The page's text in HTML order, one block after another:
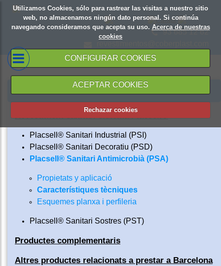
Utilizamos Cookies, sólo para rastrear las visitas a nuestro sitio
web, no almacenamos ningún dato personal. Si continúa
navegando consideramos que acepta su uso. Acerca de nuestras
cookies
CONFIGURAR COOKIES
ACEPTAR COOKIES
Rechazar cookies
93 685 12 62
PRODUCTES Y SERVEIS
Revestiment sanitàri sistema Placsell®
Placsell® Sanitari Industrial (PSI)
Placsell® Sanitari Decoratiu (PSD)
Placsell® Sanitari Antimicrobià (PSA)
Propietats y aplicació
Característiques tècniques
Esquemes planxa i perfileria
Placsell® Sanitari Sostres (PST)
Productes complementaris
Altres productes relacionats a prestar a Barcelona